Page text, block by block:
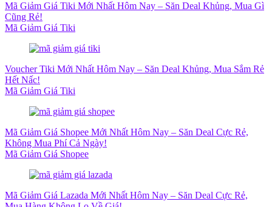
Mã Giảm Giá Tiki Mới Nhất Hôm Nay – Săn Deal Khủng, Mua Gì
Cũng Rẻ!
Mã Giảm Giá Tiki
Voucher Tiki Mới Nhất Hôm Nay – Săn Deal Khủng, Mua Sắm Rẻ
Hết Nấc!
Mã Giảm Giá Tiki
Mã Giảm Giá Shopee Mới Nhất Hôm Nay – Săn Deal Cực Rẻ,
Không Mua Phí Cả Ngày!
Mã Giảm Giá Shopee
Mã Giảm Giá Lazada Mới Nhất Hôm Nay – Săn Deal Cực Rẻ,